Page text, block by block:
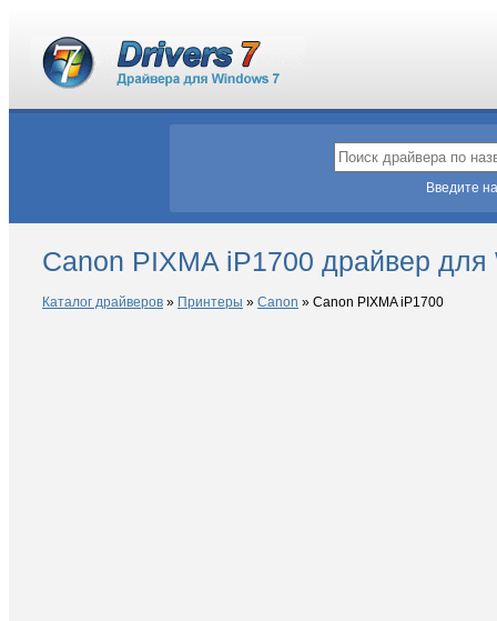
Введите
Canon PIXMA iP1700 драйвер для
Каталог драйверов » Принтеры » Canon » Canon PIXMA iP1700